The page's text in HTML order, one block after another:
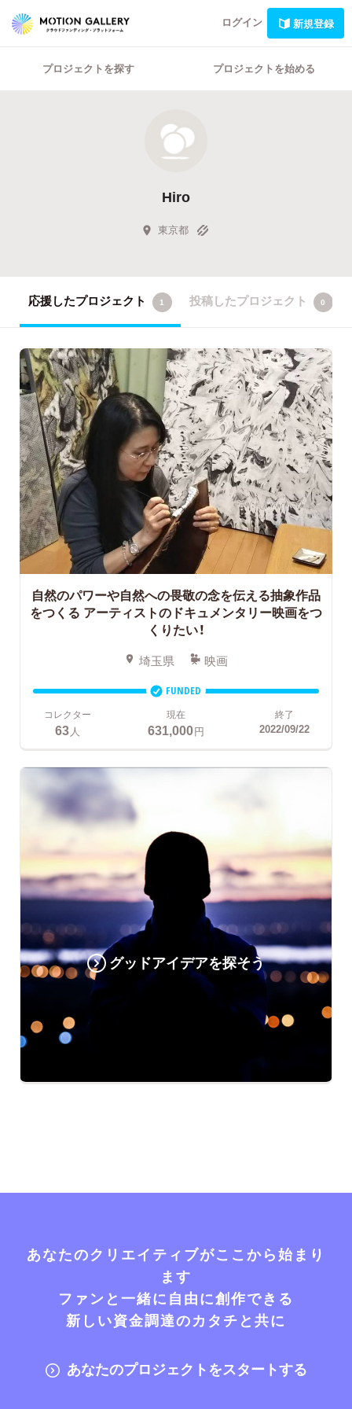
ログイン 新規登録
プロジェクトを探す プロジェクトを始める
Hiro
東京都
応援したプロジェクト 1 投稿したプロジェクト 0
自然のパワーや自然への畏敬の念を伝える抽象作品
をつくる アーティストのドキュメンタリー映画をつ
くりたい！
埼玉県 映画
FUNDED
コレクター
63 人
現在
631,000円
終了
2022/09/22
グッドアイデアを探そう
あなたのクリエイティブがここから始まり
ます
ファンと一緒に自由に創作できる
新しい資金調達のカタチと共に
あなたのプロジェクトをスタートする